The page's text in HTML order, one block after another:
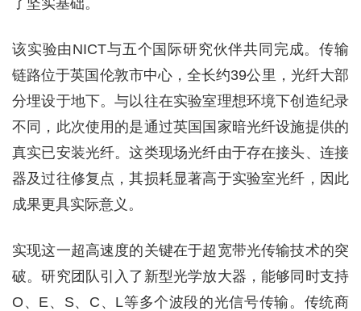
该实验由NICT与五个国际研究伙伴共同完成。传输
链路位于英国伦敦市中心，全长约39公里，光纤大部
分埋设于地下。与以往在实验室理想环境下创造纪录
不同，此次使用的是通过英国国家暗光纤设施提供的
真实已安装光纤。这类现场光纤由于存在接头、连接
器及过往修复点，其损耗显著高于实验室光纤，因此
成果更具实际意义。
实现这一超高速度的关键在于超宽带光传输技术的突
破。研究团队引入了新型光学放大器，能够同时支持
O、E、S、C、L等多个波段的光信号传输。传统商